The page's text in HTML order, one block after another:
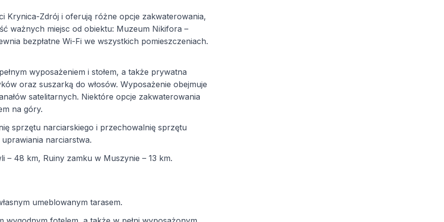
Krynica-Zdrój i oferują różne opcje zakwaterowania,
ważnych miejsc od obiektu: Muzeum Nikifora –
bezpłatne Wi-Fi we wszystkich pomieszczeniach.
wyposażeniem i stołem, a także prywatna
oraz suszarką do włosów. Wyposażenie obejmuje
satelitarnych. Niektóre opcje zakwaterowania
na góry.
sprzętu narciarskiego i przechowalnię sprzętu
narciarstwa.
– 48 km, Ruiny zamku w Muszynie – 13 km.
umeblowanym tarasem.